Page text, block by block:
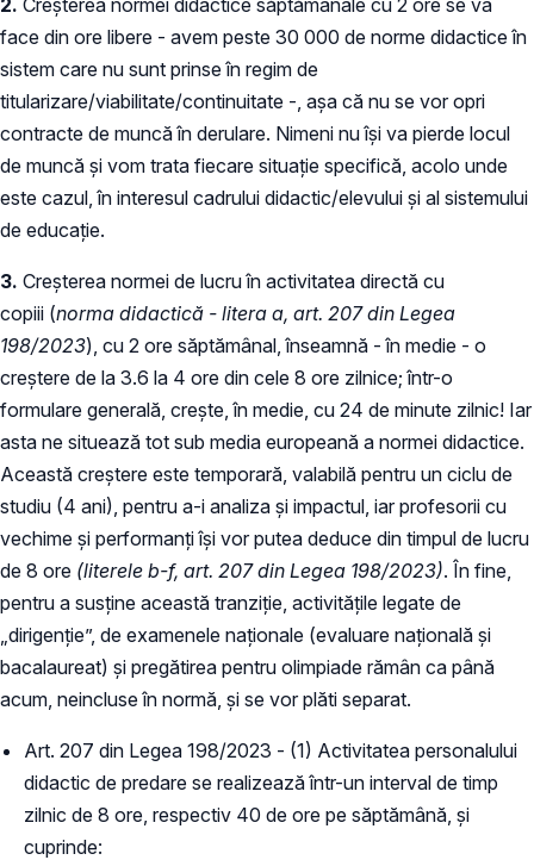
face din ore libere - avem peste 30 000 de norme didactice în
sistem care nu sunt prinse în regim de
titularizare/viabilitate/continuitate -, așa că nu se vor opri
contracte de muncă în derulare. Nimeni nu își va pierde locul
de muncă și vom trata fiecare situație specifică, acolo unde
este cazul, în interesul cadrului didactic/elevului și al sistemului
de educație.
3. Creșterea normei de lucru în activitatea directă cu
copiii (norma didactică - litera a, art. 207 din Legea
198/2023), cu 2 ore săptămânal, înseamnă - în medie - o
creștere de la 3.6 la 4 ore din cele 8 ore zilnice; într-o
formulare generală, crește, în medie, cu 24 de minute zilnic! Iar
asta ne situează tot sub media europeană a normei didactice.
Această creștere este temporară, valabilă pentru un ciclu de
studiu (4 ani), pentru a-i analiza și impactul, iar profesorii cu
vechime și performanți își vor putea deduce din timpul de lucru
de 8 ore (literele b-f, art. 207 din Legea 198/2023). În fine,
pentru a susține această tranziție, activitățile legate de
„dirigenție”, de examenele naționale (evaluare națională și
bacalaureat) și pregătirea pentru olimpiade rămân ca până
acum, neincluse în normă, și se vor plăti separat.
Art. 207 din Legea 198/2023 - (1) Activitatea personalului
didactic de predare se realizează într-un interval de timp
zilnic de 8 ore, respectiv 40 de ore pe săptămână, şi
cuprinde: